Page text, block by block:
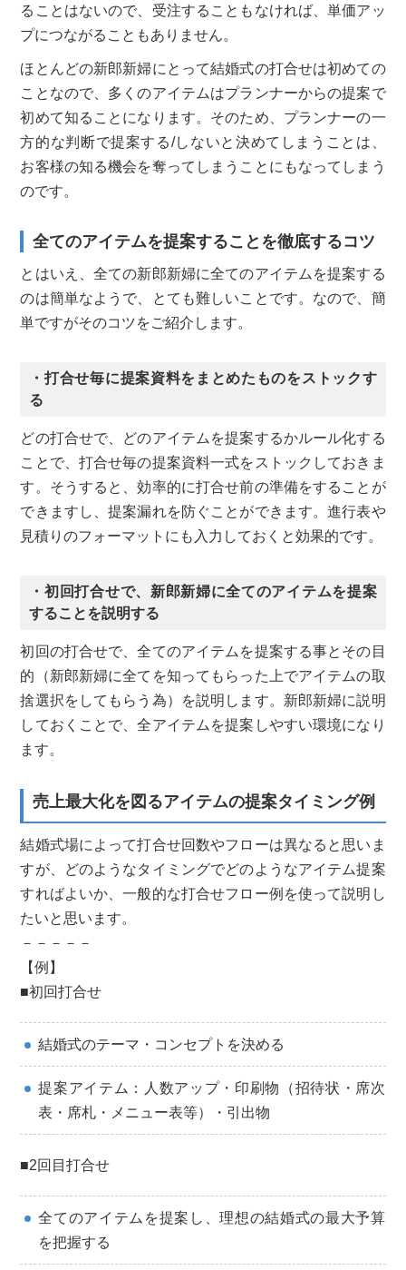
ることはないので、受注することもなければ、単価アッ
プにつながることもありません。
ほとんどの新郎新婦にとって結婚式の打合せは初めての
ことなので、多くのアイテムはプランナーからの提案で
初めて知ることになります。そのため、プランナーの一
方的な判断で提案する/しないと決めてしまうことは、
お客様の知る機会を奪ってしまうことにもなってしまう
のです。
全てのアイテムを提案することを徹底するコツ
とはいえ、全ての新郎新婦に全てのアイテムを提案する
のは簡単なようで、とても難しいことです。なので、簡
単ですがそのコツをご紹介します。
・打合せ毎に提案資料をまとめたものをストックす
る
どの打合せで、どのアイテムを提案するかルール化する
ことで、打合せ毎の提案資料一式をストックしておきま
す。そうすると、効率的に打合せ前の準備をすることが
できますし、提案漏れを防ぐことができます。進行表や
見積りのフォーマットにも入力しておくと効果的です。
・初回打合せで、新郎新婦に全てのアイテムを提案
することを説明する
初回の打合せで、全てのアイテムを提案する事とその目
的（新郎新婦に全てを知ってもらった上でアイテムの取
捨選択をしてもらう為）を説明します。新郎新婦に説明
しておくことで、全アイテムを提案しやすい環境になり
ます。
売上最大化を図るアイテムの提案タイミング例
結婚式場によって打合せ回数やフローは異なると思いま
すが、どのようなタイミングでどのようなアイテム提案
すればよいか、一般的な打合せフロー例を使って説明し
たいと思います。
－－－－－
【例】
■初回打合せ
結婚式のテーマ・コンセプトを決める
提案アイテム：人数アップ・印刷物（招待状・席次
表・席札・メニュー表等）・引出物
■2回目打合せ
全てのアイテムを提案し、理想の結婚式の最大予算
を把握する